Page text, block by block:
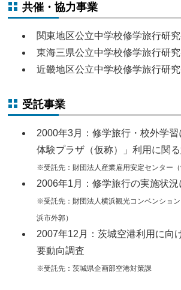
共催・協力事業
関東地区公立中学校修学旅行研
東海三県公立中学校修学旅行研
近畿地区公立中学校修学旅行研
受託事業
2000年3月：修学旅行・校外学
体験プラザ（仮称）」利用に関
※受託先：財団法人産業雇用安定センター（
2006年1月：修学旅行の実施状
※受託先：財団法人横浜観光コンベンショ
浜市外郭）
2007年12月：茨城空港利用に向
要動向調査
※受託先：茨城県企画部空港対策課